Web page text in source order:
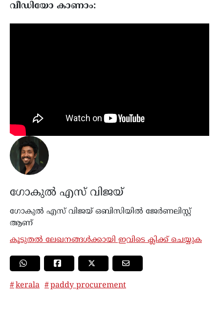
വീഡിയോ കാണാം:
ഗോകുൽ എസ് വിജയ്
ഗോകുൽ എസ് വിജയ് ഒബിസിയിൽ ജേർണലിസ്റ്റ്
ആണ്
കൂടുതൽ ലേഖനങ്ങൾക്കായി ഇവിടെ ക്ലിക്ക് ചെയ്യുക
kerala paddy procurement